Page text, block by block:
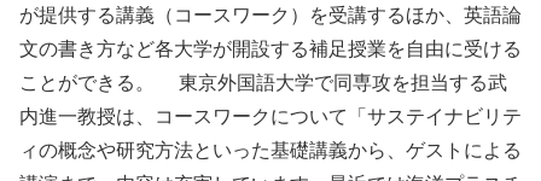
が提供する講義（コースワーク）を受講するほか、英語論
文の書き方など各大学が開設する補足授業を自由に受ける
ことができる。 東京外国語大学で同専攻を担当する武
内進一教授は、コースワークについて「サステイナビリテ
ィの概念や研究方法といった基礎講義から、ゲストによる